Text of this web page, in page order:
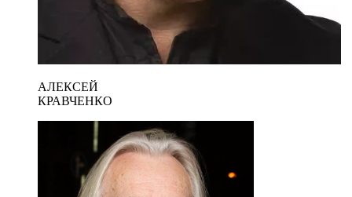
АЛЕКСЕЙ
КРАВЧЕНКО